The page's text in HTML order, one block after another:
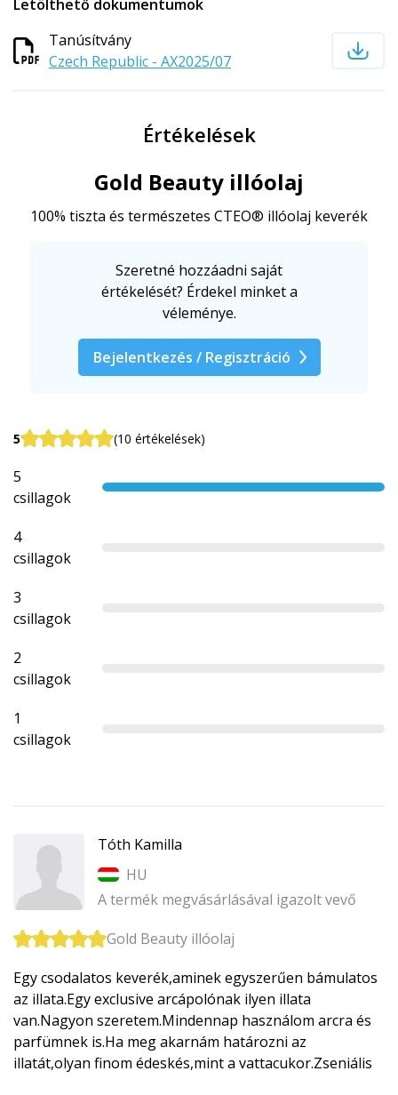
Letölthető dokumentumok
Tanúsítvány
Czech Republic - AX2025/07
Értékelések
Gold Beauty illóolaj
100% tiszta és természetes CTEO® illóolaj keverék
Szeretné hozzáadni saját
értékelését? Érdekel minket a
véleménye.
Bejelentkezés / Regisztráció
5 (10 értékelések)
5
csillagok
4
csillagok
3
csillagok
2
csillagok
1
csillagok
Tóth Kamilla
HU
A termék megvásárlásával igazolt vevő
Gold Beauty illóolaj
Egy csodalatos keverék,aminek egyszerűen bámulatos
az illata.Egy exclusive arcápolónak ilyen illata
van.Nagyon szeretem.Mindennap használom arcra és
parfümnek is.Ha meg akarnám határozni az
illatát,olyan finom édeskés,mint a vattacukor.Zse­niális